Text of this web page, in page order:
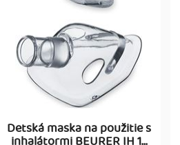
Detská maska na použitie s